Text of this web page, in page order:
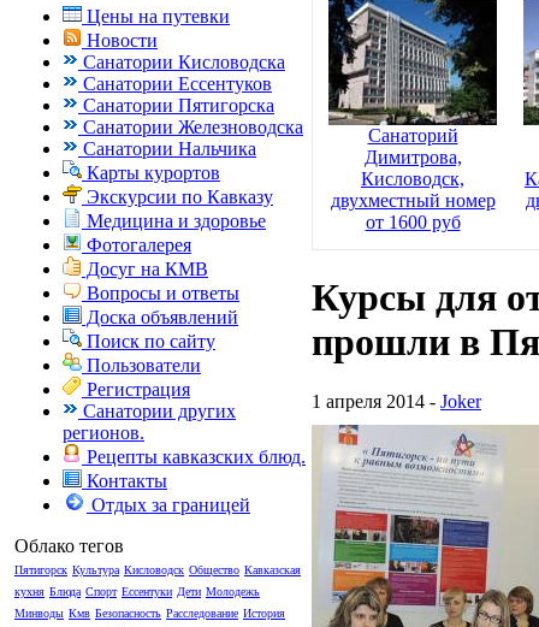
Цены на путевки
Новости
Санатории Кисловодска
Санатории Ессентуков
Санатории Пятигорска
Санатории Железноводска
Санатории Нальчика
Карты курортов
Экскурсии по Кавказу
Медицина и здоровье
Фотогалерея
Досуг на КМВ
Вопросы и ответы
Доска объявлений
Поиск по сайту
Пользователи
Регистрация
Санатории других
регионов.
Рецепты кавказских блюд.
Контакты
Отдых за границей
Облако тегов
Пятигорск Культура Кисловодск Общество Кавказская
кухня Блюда Спорт Ессентуки Дети Молодежь
Минводы Кмв Безопасность Расследование История
Санаторий
Димитрова,
Кисловодск,
двухместный номер
от 1600 руб
Курсы для
прошли в
1 апреля 2014 - Joker